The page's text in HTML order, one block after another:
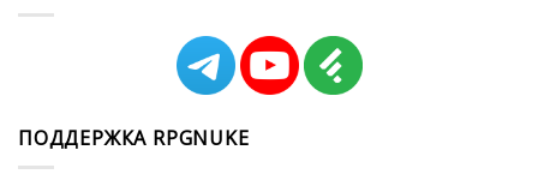
ПОДДЕРЖКА RPGNUKE